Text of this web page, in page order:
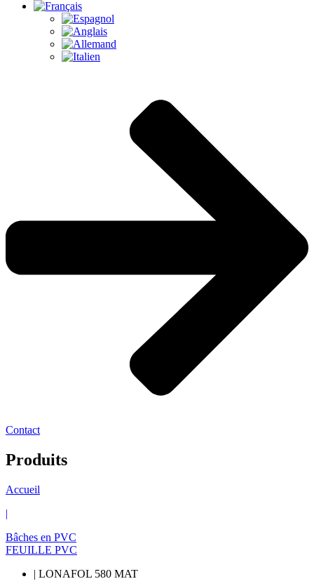
Contact
Produits
Accueil
|
Bâches en PVC
FEUILLE PVC
| LONAFOL 580 MAT